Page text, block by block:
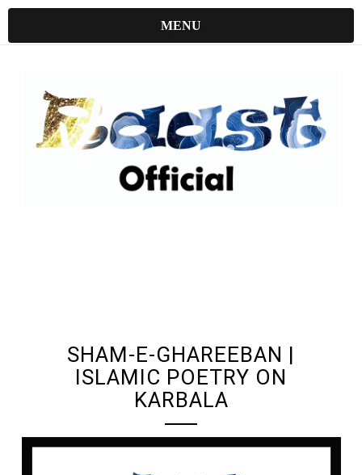
MENU
SHAM-E-GHAREEBAN |
ISLAMIC POETRY ON
KARBALA